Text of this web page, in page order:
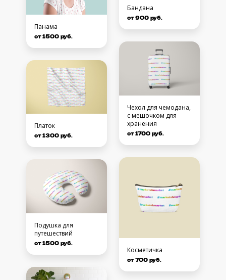
Панама
от 1500 руб.
Платок
от 1300 руб.
Подушка для
путешествий
от 1500 руб.
Бандана
от 900 руб.
Чехол для чемодана,
с мешочком для
хранения
от 1700 руб.
Косметичка
от 700 руб.